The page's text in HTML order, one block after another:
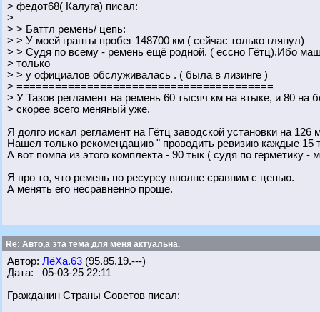
> федот68( Калуга) писал:
>
> > Баттл ремень/ цепь:
> > У моей гранты пробег 148700 км ( сейчас только глянул)
> > Судя по всему - ремень ещё родной. ( ессно Гётц).Ибо
> только
> > у официалов обслуживалась . ( была в лизинге )
> ========================================
> У Тазов регламент на ремень 60 тысяч км на втыке, и 80 на
> скорее всего меняный уже.
Я долго искал регламент на Гётц заводской установки на 126
Нашел только рекомендацию " проводить ревизию каждые 15
А вот помпа из этого комплекта - 90 тык ( судя по герметику -
Я про то, что ремень по ресурсу вполне сравним с цепью.
А менять его несравненно проще.
Re: Авто,а эта тема для меня актуальна.
Автор: ЛёХа.63 (95.85.19.---)
Дата: 05-03-25 22:11
Гражданин Страны Советов писал: